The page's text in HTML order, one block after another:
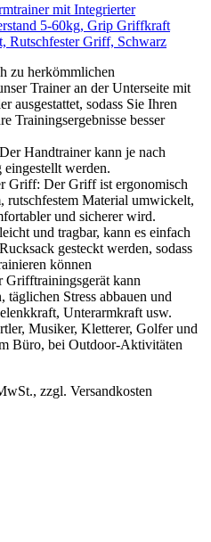
mit Integrierter
5-60kg, Grip Griffkraft
Rutschfester Griff, Schwarz
zu herkömmlichen
Trainer an der Unterseite mit
ausgestattet, sodass Sie Ihren
Trainingsergebnisse besser
Handtrainer kann je nach
werden.
Griff: Der Griff ist ergonomisch
rutschfestem Material umwickelt,
und sicherer wird.
und tragbar, kann es einfach
gesteckt werden, sodass
können
Grifftrainingsgerät kann
täglichen Stress abbauen und
Unterarmkraft usw.
Musiker, Kletterer, Golfer und
Büro, bei Outdoor-Aktivitäten
zzgl. Versandkosten